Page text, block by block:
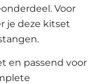
Voor
je deze kitset
en passend voor